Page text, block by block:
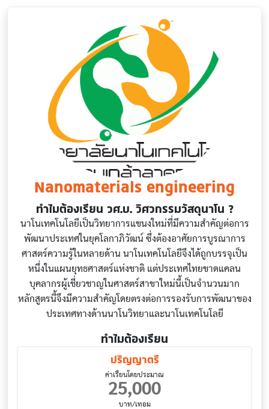
Nanomaterials engineering
ทำไมต้องเรียน วศ.บ. วิศวกรรมวัสดุนาโน ?
นาโนเทคโนโลยีเป็นวิทยาการแขนงใหม่ที่มีความสําคัญต่อการ
พัฒนาประเทศในยุคโลกาภิวัฒน์ ซึ่งต้องอาศัยการบูรณาการ
ศาสตร์ความรู้ในหลายด้าน นาโนเทคโนโลยีจึงได้ถูกบรรจุเป็น
หนึ่งในแผนยุทธศาสตร์แห่งชาติ แต่ประเทศไทยขาดแคลน
บุคลากรผู้เชี่ยวชาญในศาสตร์สาขาใหม่นี้เป็นจํานวนมาก
หลักสูตรนี้จึงมีความสําคัญโดยตรงต่อการรองรับการพัฒนาของ
ประเทศทางด้านนาโนวิทยาและนาโนเทคโนโลยี
ทำไมต้องเรียน
ปริญญาตรี
ค่าเรียนโดยประมาณ
25,000
บาท/เทอม